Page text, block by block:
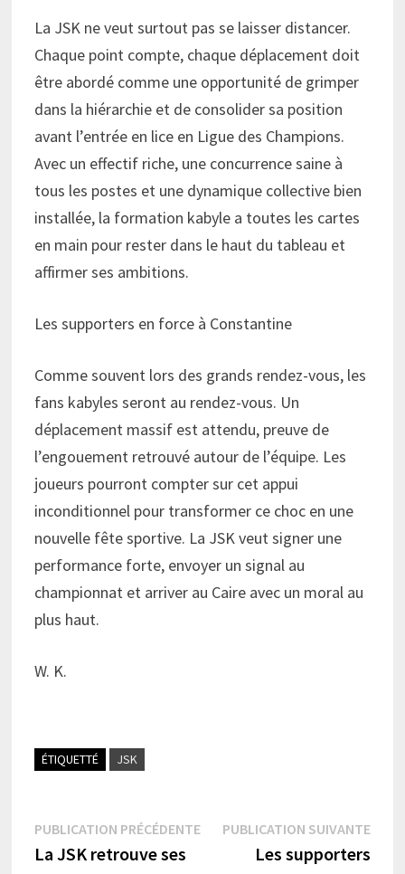
La JSK ne veut surtout pas se laisser distancer.
Chaque point compte, chaque déplacement doit
être abordé comme une opportunité de grimper
dans la hiérarchie et de consolider sa position
avant l’entrée en lice en Ligue des Champions.
Avec un effectif riche, une concurrence saine à
tous les postes et une dynamique collective bien
installée, la formation kabyle a toutes les cartes
en main pour rester dans le haut du tableau et
affirmer ses ambitions.
Les supporters en force à Constantine
Comme souvent lors des grands rendez-vous, les
fans kabyles seront au rendez-vous. Un
déplacement massif est attendu, preuve de
l’engouement retrouvé autour de l’équipe. Les
joueurs pourront compter sur cet appui
inconditionnel pour transformer ce choc en une
nouvelle fête sportive. La JSK veut signer une
performance forte, envoyer un signal au
championnat et arriver au Caire avec un moral au
plus haut.
W. K.
ÉTIQUETTÉ JSK
Navigation
de
PUBLICATION PRÉCÉDENTEPublication
précédente :
La JSK retrouve ses
PUBLICATION SUIVANTE
Les supporters